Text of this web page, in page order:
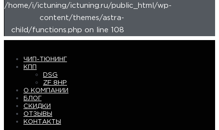
/home/i/ictuning/ictuning.ru/public_html/wp-
content/themes/astra-
child/functions.php on line 108
ЧИП-ТЮНИНГ
КПП
DSG
ZF 8HP
О КОМПАНИИ
БЛОГ
СКИДКИ
ОТЗЫВЫ
КОНТАКТЫ